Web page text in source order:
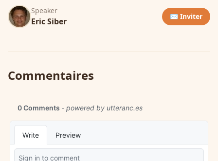
Speaker
Eric Siber ✉️ Inviter
Commentaires